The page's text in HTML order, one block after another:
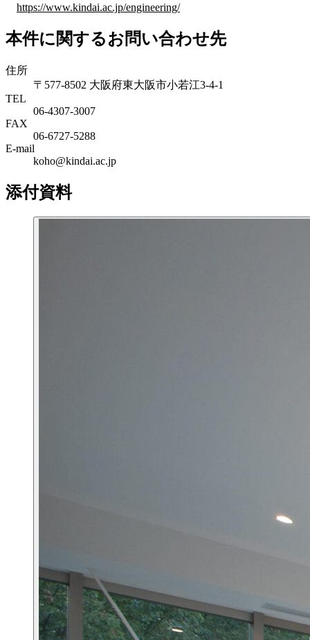
https://www.kindai.ac.jp/engineering/
本件に関するお問い合わせ先
住所
〒577-8502 大阪府東大阪市小若江3-4-1
TEL
06‐4307‐3007
FAX
06‐6727‐5288
E-mail
koho@kindai.ac.jp
添付資料